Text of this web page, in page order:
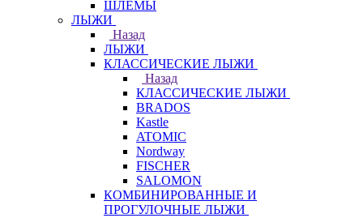
ШЛЕМЫ
ЛЫЖИ
Назад
ЛЫЖИ
КЛАССИЧЕСКИЕ ЛЫЖИ
Назад
КЛАССИЧЕСКИЕ ЛЫЖИ
BRADOS
Kastle
ATOMIC
Nordway
FISCHER
SALOMON
КОМБИНИРОВАННЫЕ И
ПРОГУЛОЧНЫЕ ЛЫЖИ